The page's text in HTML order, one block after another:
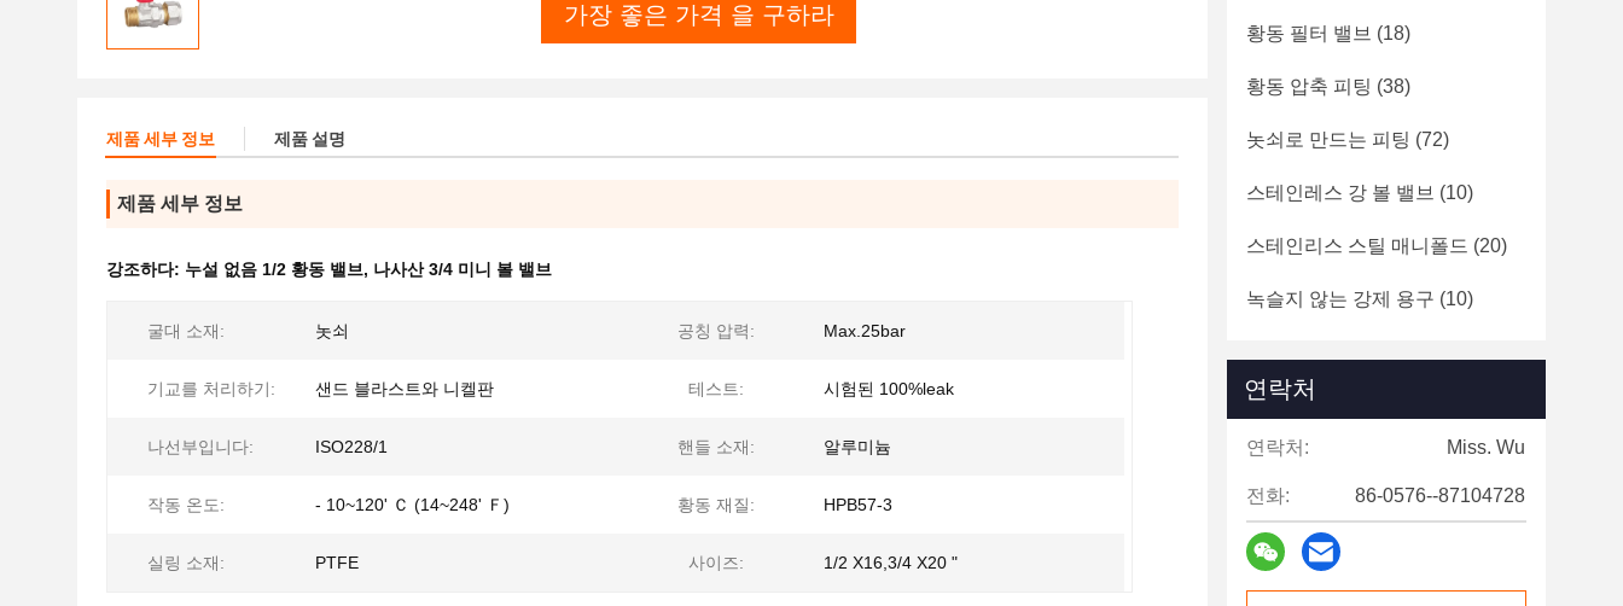
가장 좋은 가격 을 구하라
제품 세부 정보 제품 설명
제품 세부 정보
강조하다: 누설 없음 1/2 황동 밸브, 나사산 3/4 미니 볼 밸브
굴대 소재: 놋쇠 공칭 압력: Max.25bar
기교를 처리하기: 샌드 블라스트와 니켈판 테스트: 시험된 100%leak
나선부입니다: ISO228/1 핸들 소재: 알루미늄
작동 온도: - 10~120' Ｃ (14~248' Ｆ) 황동 재질: HPB57-3
실링 소재: PTFE 사이즈: 1/2 X16,3/4 X20 "
황동 필터 밸브 (18)
황동 압축 피팅 (38)
놋쇠로 만드는 피팅 (72)
스테인레스 강 볼 밸브 (10)
스테인리스 스틸 매니폴드 (20)
녹슬지 않는 강제 용구 (10)
연락처
연락처: Miss. Wu
전화: 86-0576--87104728